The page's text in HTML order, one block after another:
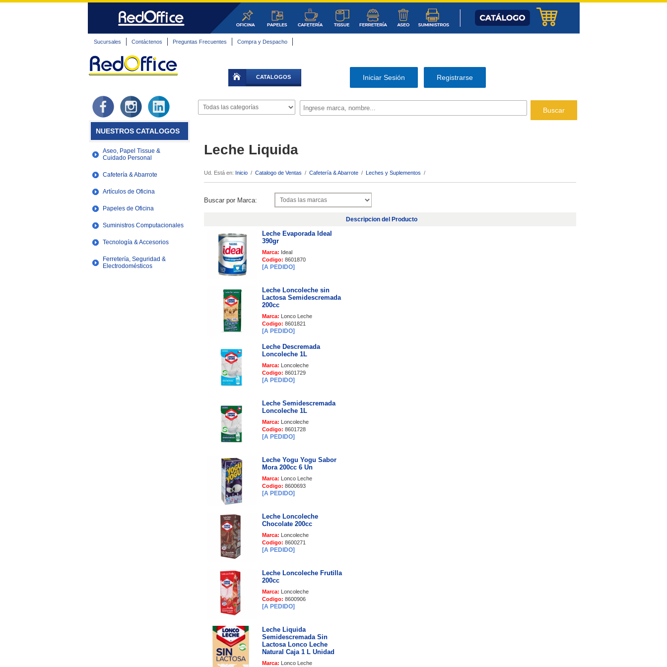
Sucursales Contáctenos Preguntas Frecuentes Compra y Despacho
Iniciar Sesión Registrarse
CATALOGOS
Buscar
NUESTROS CATALOGOS
Aseo, Papel Tissue &
Cuidado Personal
Cafetería & Abarrote
Artículos de Oficina
Papeles de Oficina
Suministros Computacionales
Tecnología & Accesorios
Ferretería, Seguridad &
Electrodomésticos
Leche Liquida
Ud. Está en: Inicio / Catalogo de Ventas / Cafetería & Abarrote / Leches y Suplementos /
Buscar por Marca:
Descripcion del Producto
Leche Evaporada Ideal
390gr
Marca: Ideal
Codigo: 8601870
[A PEDIDO]
Leche Loncoleche sin
Lactosa Semidescremada
200cc
Marca: Lonco Leche
Codigo: 8601821
[A PEDIDO]
Leche Descremada
Loncoleche 1L
Marca: Loncoleche
Codigo: 8601729
[A PEDIDO]
Leche Semidescremada
Loncoleche 1L
Marca: Loncoleche
Codigo: 8601728
[A PEDIDO]
Leche Yogu Yogu Sabor
Mora 200cc 6 Un
Marca: Lonco Leche
Codigo: 8600693
[A PEDIDO]
Leche Loncoleche
Chocolate 200cc
Marca: Loncoleche
Codigo: 8600271
[A PEDIDO]
Leche Loncoleche Frutilla
200cc
Marca: Loncoleche
Codigo: 8600906
[A PEDIDO]
Leche Liquida
Semidescremada Sin
Lactosa Lonco Leche
Natural Caja 1 L Unidad
Marca: Lonco Leche